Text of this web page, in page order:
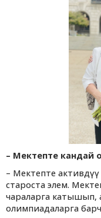
– Мектепте кандай
– Мектепте
староста элем.
чараларга катышып,
олимпиадаларга